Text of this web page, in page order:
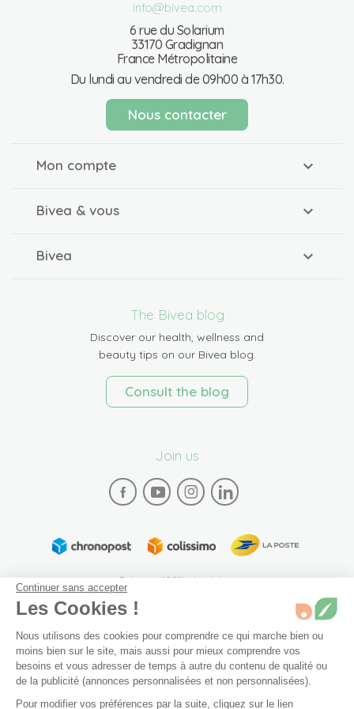
info@bivea.com
6 rue du Solarium
33170 Gradignan
France Métropolitaine
Du lundi au vendredi de 09h00 à 17h30.
Nous contacter
Mon compte
Bivea & vous
Bivea
The Bivea blog
Discover our health, wellness and
beauty tips on our Bivea blog.
Consult the blog
Join us
Paiement 100% sécurisé
Plan du site Mentions légales Conditions générales de vente
Continuer sans accepter
Les Cookies !
Nous utilisons des cookies pour comprendre ce qui marche bien ou
moins bien sur le site, mais aussi pour mieux comprendre vos
besoins et vous adresser de temps à autre du contenu de qualité ou
de la publicité (annonces personnalisées et non personnalisées).
Pour modifier vos préférences par la suite, cliquez sur le lien